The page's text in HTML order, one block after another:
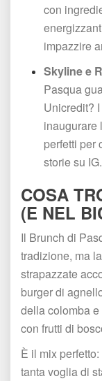
con
impazzire
Skyline e
Pasqua
Unicredit?
inaugurare
perfetti per
torie su IG.
COSA
(E NEL
Il Brunch di
tradizione, ma
trapazzate
burger di
della colomba
con frutti di
È il mix
tanta voglia di